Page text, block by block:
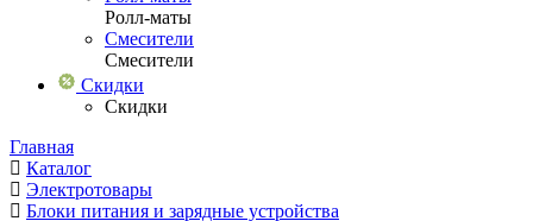
Ролл-маты
Смесители
Смесители
Скидки
Скидки
Главная
Каталог
Электротовары
Блоки питания и зарядные устройства